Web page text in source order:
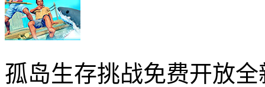
孤岛生存挑战免费开放全